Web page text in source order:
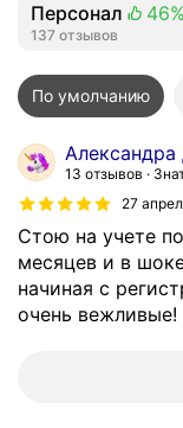
Персонал
46%
137 отзывов
По умолчанию
Александра
13 отзывов
27
Стою на учете
месяцев и в
начиная с
очень